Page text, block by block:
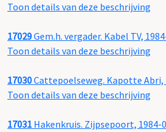
Toon details van deze beschrijving
17029Gem.h. vergader. Kabel TV,
Toon details van deze beschrijving
17030Cattepoelseweg. Kapotte Abri,
Toon details van deze beschrijving
17031 Hakenkruis. Zijpsepoort, 1984-